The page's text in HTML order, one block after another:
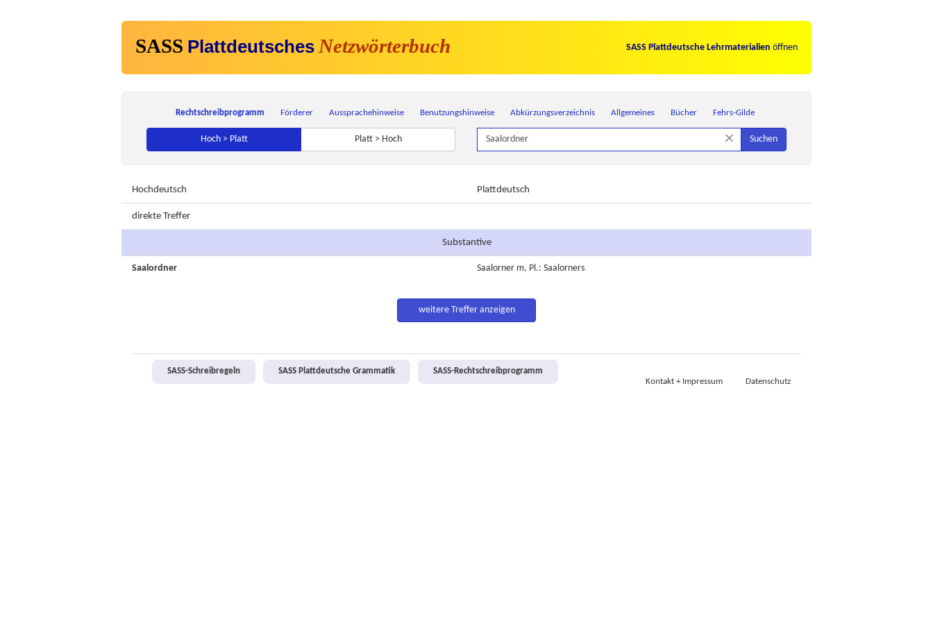
SASS Plattdeutsches Netzwörterbuch SASS Plattdeutsche Lehrmaterialien öffnen
Rechtschreibprogramm Förderer Aussprachehinweise Benutzungshinweise Abkürzungsverzeichnis Allgemeines Bücher Fehrs-Gilde
Hoch > Platt Platt > Hoch × Suchen
Hochdeutsch Plattdeutsch
direkte Treffer
Substantive
Saalordner Saalorner m, Pl.: Saalorners
weitere Treffer anzeigen
SASS-Schreibregeln SASS Plattdeutsche Grammatik
SASS-Rechtschreibprogramm
Kontakt + Impressum
Datenschutz